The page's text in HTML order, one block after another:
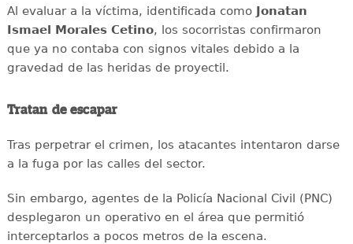
Al evaluar a la víctima, identificada como Jonatan
Ismael Morales Cetino, los socorristas confirmaron
que ya no contaba con signos vitales debido a la
gravedad de las heridas de proyectil.
Tratan de escapar
Tras perpetrar el crimen, los atacantes intentaron darse
a la fuga por las calles del sector.
Sin embargo, agentes de la Policía Nacional Civil (PNC)
desplegaron un operativo en el área que permitió
interceptarlos a pocos metros de la escena.